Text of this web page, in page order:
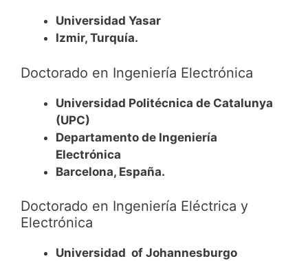
Universidad Yasar
Izmir, Turquía.
Doctorado en Ingeniería Electrónica
Universidad Politécnica de Catalunya
(UPC)
Departamento de Ingeniería
Electrónica
Barcelona, España.
Doctorado en Ingeniería Eléctrica y
Electrónica
Universidad of Johannesburgo